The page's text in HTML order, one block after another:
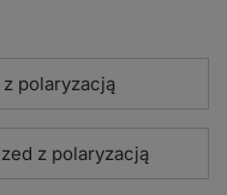
polaryzacją
z polaryzacją